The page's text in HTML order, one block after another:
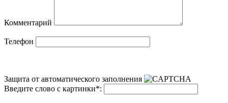
Комментарий
Телефон
Защита от автоматического заполнения
Введите слово с картинки*: